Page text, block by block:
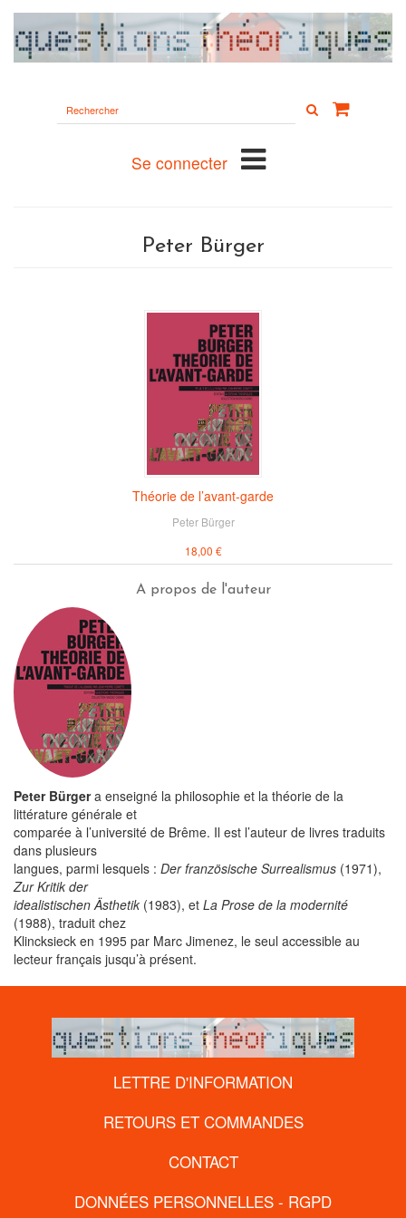
le
Se connecter
Peter Bürger
Théorie de l’avant-garde
Peter Bürger
18,00 €
A propos de l'auteur
Peter Bürgera enseigné la philosophie et la théorie de la
littérature générale et
comparée à l’université de Brême. Il est l’auteur de livres traduits
dans plusieurs
langues, parmi lesquels : Der französische Surrealismus (1971),
Zur Kritik der
idealistischen Ästhetik (1983), et La Prose de la modernité
(1988), traduit chez
Klincksieck en 1995 par Marc Jimenez, le seul accessible au
lecteur français jusqu’à présent.
LETTRE D'INFORMATION
RETOURS ET COMMANDES
CONTACT
DONNÉES PERSONNELLES - RGPD